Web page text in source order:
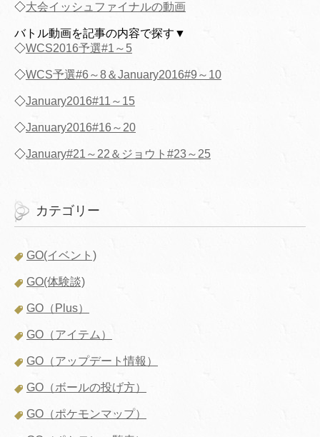
◇大会イッシュファイナルの動画
バトル動画を記事の内容で探す▼
◇WCS2016予選#1～5
◇WCS予選#6～8＆January2016#9～10
◇January2016#11～15
◇January2016#16～20
◇January#21～22＆ジョウト#23～25
カテゴリー
GO(イベント)
GO(体験談)
GO（Plus）
GO（アイテム）
GO（アップデート情報）
GO（ボールの投げ方）
GO（ポケモンマップ）